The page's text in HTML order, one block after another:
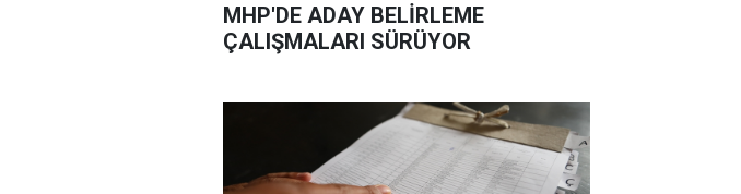
MHP'DE ADAY BELİRLEME
ÇALIŞMALARI SÜRÜYOR